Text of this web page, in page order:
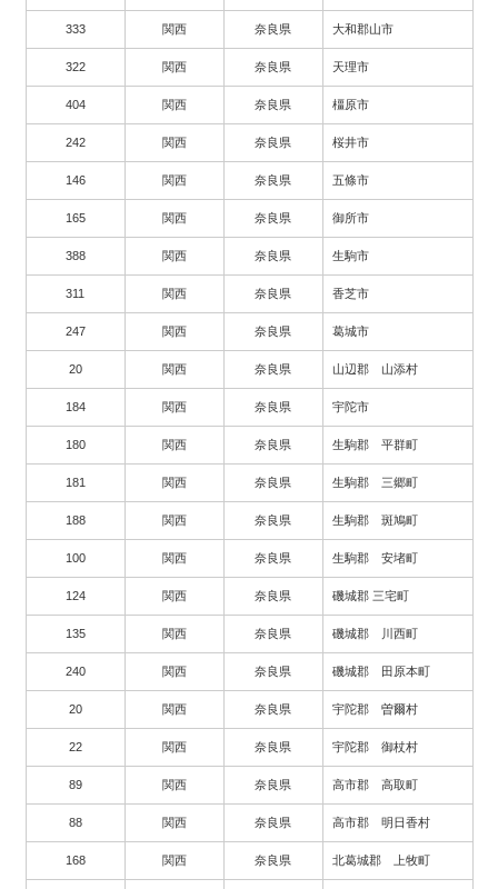
333 関西 奈良県 大和郡山市
322 関西 奈良県 天理市
404 関西 奈良県 橿原市
242 関西 奈良県 桜井市
146 関西 奈良県 五條市
165 関西 奈良県 御所市
388 関西 奈良県 生駒市
311 関西 奈良県 香芝市
247 関西 奈良県 葛城市
20 関西 奈良県 山辺郡 山添村
184 関西 奈良県 宇陀市
180 関西 奈良県 生駒郡 平群町
181 関西 奈良県 生駒郡 三郷町
188 関西 奈良県 生駒郡 斑鳩町
100 関西 奈良県 生駒郡 安堵町
124 関西 奈良県 磯城郡 三宅町
135 関西 奈良県 磯城郡 川西町
240 関西 奈良県 磯城郡 田原本町
20 関西 奈良県 宇陀郡 曽爾村
22 関西 奈良県 宇陀郡 御杖村
89 関西 奈良県 高市郡 高取町
88 関西 奈良県 高市郡 明日香村
168 関西 奈良県 北葛城郡 上牧町